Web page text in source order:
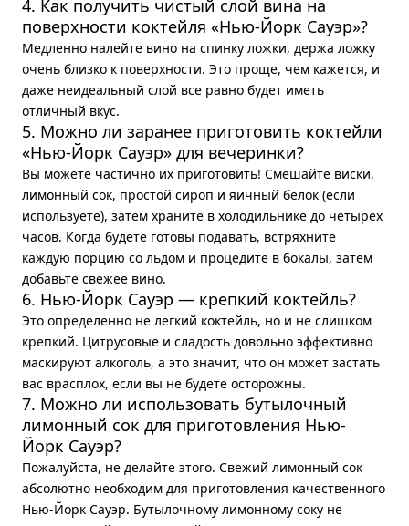
4. Как получить чистый слой вина на
поверхности коктейля «Нью-Йорк Сауэр»?
Медленно налейте вино на спинку ложки, держа ложку
очень близко к поверхности. Это проще, чем кажется, и
даже неидеальный слой все равно будет иметь
отличный вкус.
5. Можно ли заранее приготовить коктейли
«Нью-Йорк Сауэр» для вечеринки?
Вы можете частично их приготовить! Смешайте виски,
лимонный сок, простой сироп и яичный белок (если
используете), затем храните в холодильнике до четырех
часов. Когда будете готовы подавать, встряхните
каждую порцию со льдом и процедите в бокалы, затем
добавьте свежее вино.
6. Нью-Йорк Сауэр — крепкий коктейль?
Это определенно не легкий коктейль, но и не слишком
крепкий. Цитрусовые и сладость довольно эффективно
маскируют алкоголь, а это значит, что он может застать
вас врасплох, если вы не будете осторожны.
7. Можно ли использовать бутылочный
лимонный сок для приготовления Нью-
Йорк Сауэр?
Пожалуйста, не делайте этого. Свежий лимонный сок
абсолютно необходим для приготовления качественного
Нью-Йорк Сауэр. Бутылочному лимонному соку не